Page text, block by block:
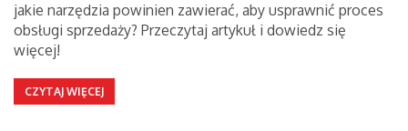
jakie narzędzia powinien zawierać, aby usprawnić proces
obsługi sprzedaży? Przeczytaj artykuł i dowiedz się
więcej!
CZYTAJ WIĘCEJ